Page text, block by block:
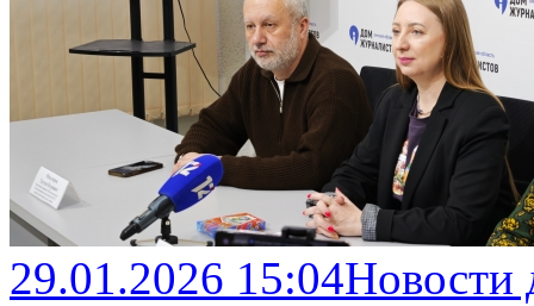
29.01.2026 15:04